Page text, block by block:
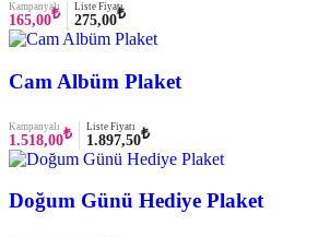
Kampanyalı
165,00₺ Liste Fiyatı
275,00₺
Cam Albüm Plaket
Kampanyalı
1.518,00₺ Liste Fiyatı
1.897,50₺
Doğum Günü Hediye Plaket